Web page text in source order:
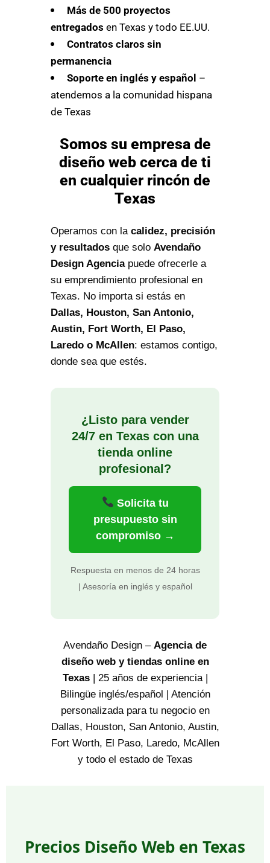
Más de 500 proyectos
entregados en Texas y todo EE.UU.
Contratos claros sin
permanencia
Soporte en inglés y español –
atendemos a la comunidad hispana
de Texas
Somos su empresa de
diseño web cerca de ti
en cualquier rincón de
Texas
Operamos con la calidez, precisión
y resultados que solo Avendaño
Design Agenciapuede ofrecerle a
su emprendimiento profesional en
Texas. No importa si estás en
Dallas, Houston, San Antonio,
Austin, Fort Worth, El Paso,
Laredo o McAllen: estamos contigo,
donde sea que estés.
¿Listo para vender
24/7 en Texas con una
tienda online
profesional?
Solicita tu
presupuesto sin
compromiso →
Respuesta en menos de 24 horas
| Asesoría en inglés y español
Avendaño Design – Agencia de
diseño web y tiendas online en
Texas| 25 años de experiencia |
Bilingüe inglés/español | Atención
personalizada para tu negocio en
Dallas, Houston, San Antonio, Austin,
Fort Worth, El Paso, Laredo, McAllen
y todo el estado de Texas
Precios Diseño Web en Texas